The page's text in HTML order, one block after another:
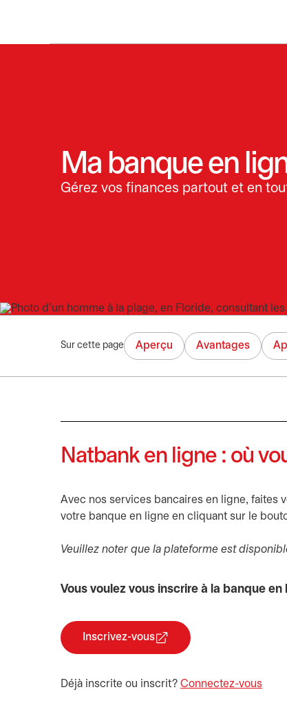
Ma banque en
Gérez vos finances partout et en
Sur cette page Aperçu Avantages
Natbank en ligne : où
Avec nos services bancaires en ligne, faites
votre banque en ligne en cliquant sur le
Veuillez noter que la plateforme est
Vous voulez vous inscrire à la banque en
Inscrivez-vouss’ouvre dans un nouvel onglet
Déjà inscrite ou inscrit? Connectez-vous